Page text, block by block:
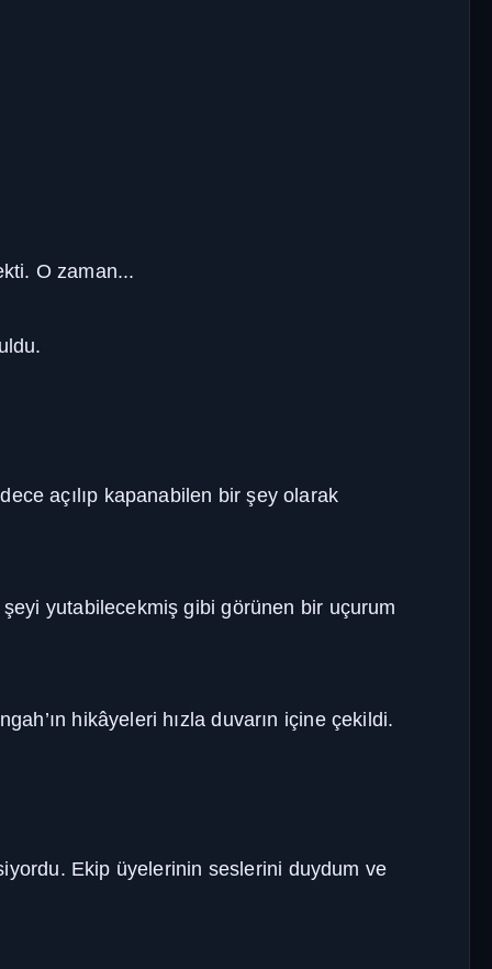
O zaman...
açılıp kapanabilen bir şey olarak
şeyi yutabilecekmiş gibi görünen bir uçurum
hikâyeleri hızla duvarın içine çekildi.
Ekip üyelerinin seslerini duydum ve